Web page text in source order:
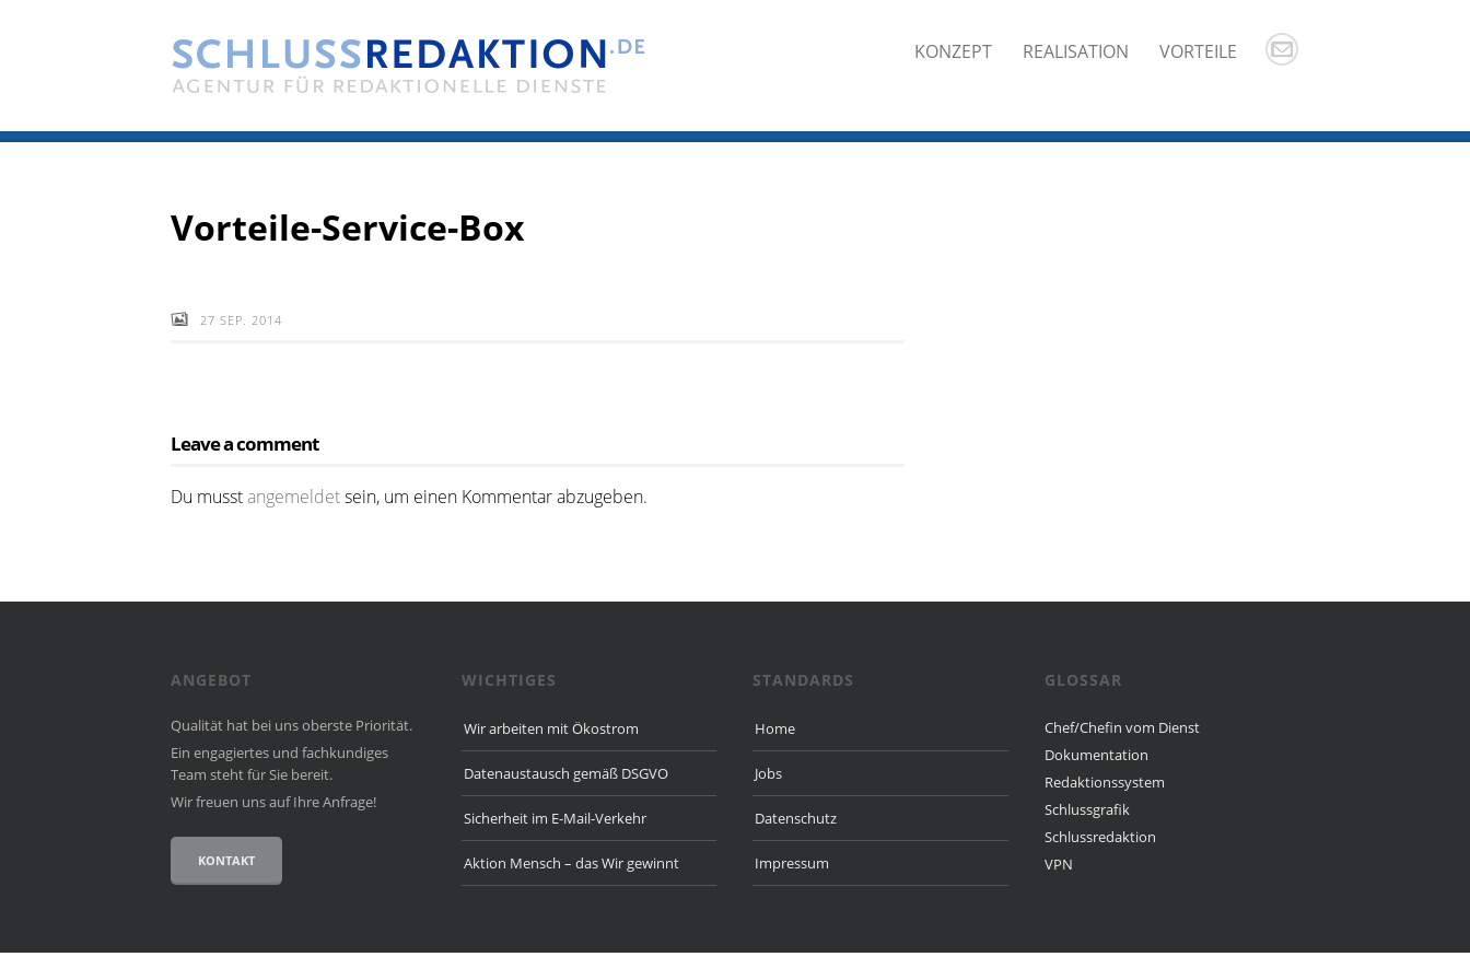
KONZEPT REALISATION VORTEILE
Vorteile-Service-Box
27 SEP. 2014
Leave a comment
Du musstangemeldetsein, um einen Kommentar abzugeben.
ANGEBOT
Qualität hat bei uns oberste Priorität.
Ein engagiertes und fach­kun­diges
Team steht für Sie bereit.
Wir freuen uns auf Ihre Anfrage!
KONTAKT
WICHTIGES
Wir arbeiten mit Ökostrom
Datenaustausch gemäß DSGVO
Sicherheit im E-Mail-Verkehr
Aktion Mensch – das Wir gewinnt
STANDARDS
Home
Jobs
Datenschutz
Impressum
GLOSSAR
Chef/Chefin vom Dienst
Dokumentation
Redaktionssystem
Schlussgrafik
Schlussredaktion
VPN